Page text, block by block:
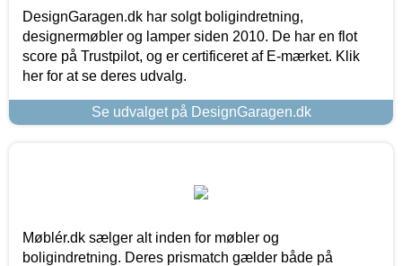
DesignGaragen.dk har solgt boligindretning,
designermøbler og lamper siden 2010. De har en flot
score på Trustpilot, og er certificeret af E-mærket. Klik
her for at se deres udvalg.
Se udvalget på DesignGaragen.dk
Møblér.dk sælger alt inden for møbler og
boligindretning. Deres prismatch gælder både på